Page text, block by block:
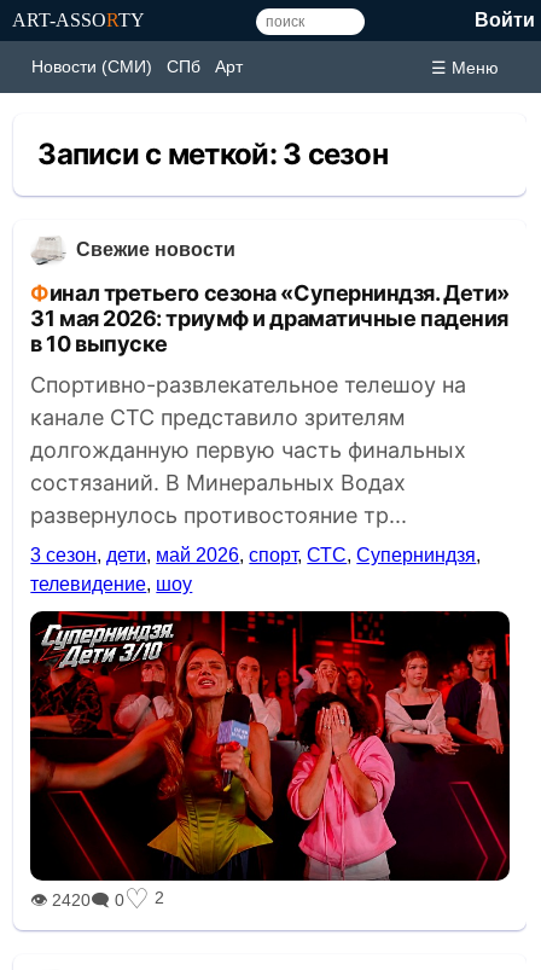
ART-ASSORTY Войти
Новости (СМИ) СПб Арт ☰ Меню
Записи с меткой: 3 сезон
Свежие новости
Финал третьего сезона «Суперниндзя. Дети»
31 мая 2026: триумф и драматичные падения
в 10 выпуске
Спортивно-развлекательное телешоу на
канале СТС представило зрителям
долгожданную первую часть финальных
состязаний. В Минеральных Водах
развернулось противостояние тр...
3 сезон, дети, май 2026,спорт,СТС,Суперниндзя,
телевидение, шоу
👁 2420🗨 0♡ 2